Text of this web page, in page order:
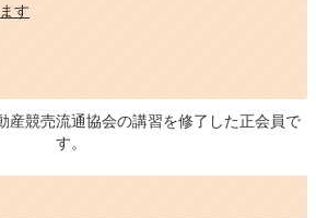
す
産競売流通協会の講習を修了した正会員で
す。